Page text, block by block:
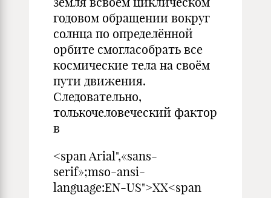
годовом обращении вокруг
солнца по определённой
орбите смогласобрать все
космические тела на своём
пути движения.
Следовательно,
толькочеловеческий фактор
в
<span Arial",«sans-
serif»;mso-ansi-
language:EN-US">XX<span